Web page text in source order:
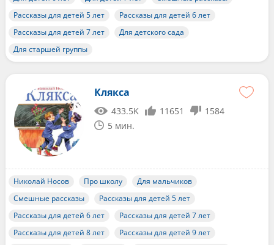
Рассказы для детей 5 лет
Рассказы для детей 6 лет
Рассказы для детей 7 лет
Для детского сада
Для старшей группы
Клякса
433.5K 11651
1584
5 мин.
Николай Носов Про школу
Для мальчиков
Смешные рассказы
Рассказы для детей 5 лет
Рассказы для детей 6 лет
Рассказы для детей 7 лет
Рассказы для детей 8 лет
Рассказы для детей 9 лет